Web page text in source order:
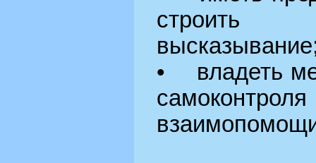
строить
• владеть